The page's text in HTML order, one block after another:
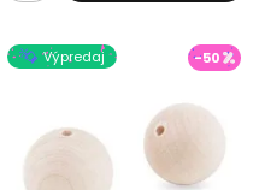
Výpredaj -50